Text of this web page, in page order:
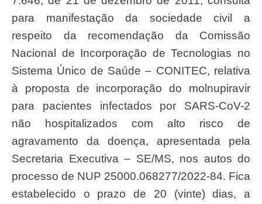
para manifestação da sociedade civil a
respeito da recomendação da Comissão
Nacional de Incorporação de Tecnologias no
Sistema Único de Saúde – CONITEC, relativa
à proposta de incorporação do molnupiravir
para pacientes infectados por SARS-CoV-2
não hospitalizados com alto risco de
agravamento da doença, apresentada pela
Secretaria Executiva – SE/MS, nos autos do
processo de NUP 25000.068277/2022-84. Fica
estabelecido o prazo de 20 (vinte) dias, a